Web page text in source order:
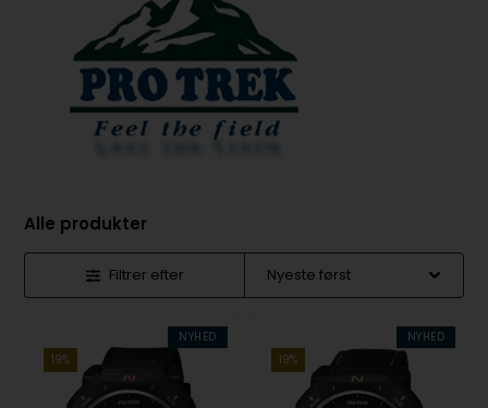
Alle produkter
Filtrer efter
NYHED
19%
NYHED
19%